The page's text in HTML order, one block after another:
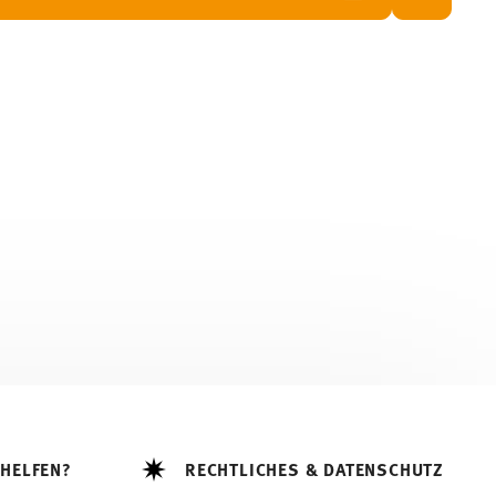
RECHTLICHES & DATENSCHUTZ